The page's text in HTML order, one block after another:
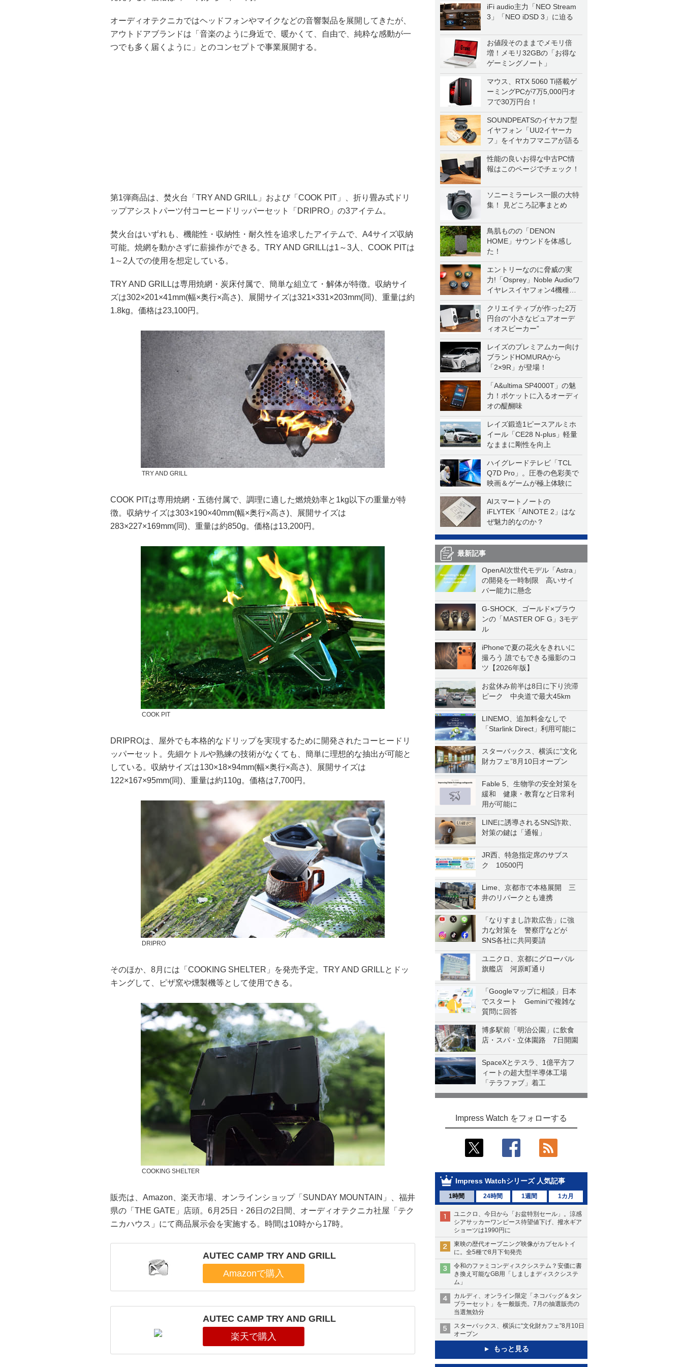
iFi audio主力「NEO Stream
3」「NEO iDSD 3」に迫る
お値段そのままでメモリ倍
増！メモリ32GBの「お得な
ゲーミングノート」
マウス、RTX 5060 Ti搭載ゲ
ーミングPCが7万5,000円オ
フで30万円台！
SOUNDPEATSのイヤカフ型
イヤフォン「UU2イヤーカ
フ」をイヤカフマニアが語る
性能の良いお得な中古PC情
報はこのページでチェック！
ソニーミラーレス一眼の大特
集！ 見どころ記事まとめ
鳥肌ものの「DENON
HOME」サウンドを体感し
た！
エントリーなのに脅威の実
力!「Osprey」Noble Audioワ
イヤレスイヤフォン4機種を
一気に聴く
クリエイティブが作った2万
円台の“小さなピュアオーデ
ィオスピーカー”
レイズのプレミアムカー向け
ブランドHOMURAから
「2×9R」が登場！
「A&ultima SP4000T」の魅
力！ポケットに入るオーディ
オの醍醐味
レイズ鍛造1ピースアルミホ
イール「CE28 N-plus」軽量
なままに剛性を向上
ハイグレードテレビ「TCL
Q7D Pro」。圧巻の色彩美で
映画＆ゲームが極上体験に
AIスマートノートの
iFLYTEK「AINOTE 2」はな
ぜ魅力的なのか？
最新記事
OpenAI次世代モデル「Astra」
の開発を一時制限 高いサイ
バー能力に懸念
G-SHOCK、ゴールド×ブラウ
ンの「MASTER OF G」3モデ
ル
iPhoneで夏の花火をきれいに
撮ろう 誰でもできる撮影のコ
ツ【2026年版】
お盆休み前半は8日に下り渋滞
ピーク 中央道で最大45km
LINEMO、追加料金なしで
「Starlink Direct」利用可能に
スターバックス、横浜に“文化
財カフェ”8月10日オープン
Fable 5、生物学の安全対策を
緩和 健康・教育など日常利
用が可能に
LINEに誘導されるSNS詐欺、
対策の鍵は「通報」
JR西、特急指定席のサブス
ク 10500円
Lime、京都市で本格展開 三
井のリパークとも連携
「なりすまし詐欺広告」に強
力な対策を 警察庁などが
SNS各社に共同要請
ユニクロ、京都にグローバル
旗艦店 河原町通り
「Googleマップに相談」日本
でスタート Geminiで複雑な
質問に回答
博多駅前「明治公園」に飲食
店・スパ・立体園路 7日開園
SpaceXとテスラ、1億平方フ
ィートの超大型半導体工場
「テラファブ」着工
Impress Watch をフォローする
Impress Watchシリーズ 人気記事
1時間 24時間 1週間 1カ月
ユニクロ、今日から「お盆特別セール」。涼感
シアサッカーワンピース待望値下げ、撥水ギア
ショーツは1990円に
東映の歴代オープニング映像がカプセルトイ
に。全5種で8月下旬発売
令和のファミコンディスクシステム？安価に書
き換え可能なGB用「しましまディスクシステ
ム」
カルディ、オンライン限定「ネコバッグ＆タン
ブラーセット」を一般販売。7月の抽選販売の
当選無効分
スターバックス、横浜に“文化財カフェ”8月10日
オープン
もっと見る
オーディオテクニカではヘッドフォンやマイクなどの音響製品を展開してきたが、
アウトドアブランドは「音楽のように身近で、暖かくて、自由で、純粋な感動が一
つでも多く届くように」とのコンセプトで事業展開する。
第1弾商品は、焚火台「TRY AND GRILL」および「COOK PIT」、折り畳み式ドリ
ップアシストパーツ付コーヒードリッパーセット「DRIPRO」の3アイテム。
焚火台はいずれも、機能性・収納性・耐久性を追求したアイテムで、A4サイズ収納
可能。焼網を動かさずに薪操作ができる。TRY AND GRILLは1～3人、COOK PITは
1～2人での使用を想定している。
TRY AND GRILLは専用焼網・炭床付属で、簡単な組立て・解体が特徴。収納サイ
ズは302×201×41mm(幅×奥行×高さ)、展開サイズは321×331×203mm(同)、重量は約
1.8kg。価格は23,100円。
TRY AND GRILL
COOK PITは専用焼網・五徳付属で、調理に適した燃焼効率と1kg以下の重量が特
徴。収納サイズは303×190×40mm(幅×奥行×高さ)、展開サイズは
283×227×169mm(同)、重量は約850g。価格は13,200円。
COOK PIT
DRIPROは、屋外でも本格的なドリップを実現するために開発されたコーヒードリ
ッパーセット。先細ケトルや熟練の技術がなくても、簡単に理想的な抽出が可能と
している。収納サイズは130×18×94mm(幅×奥行×高さ)、展開サイズは
122×167×95mm(同)、重量は約110g。価格は7,700円。
DRIPRO
そのほか、8月には「COOKING SHELTER」を発売予定。TRY AND GRILLとドッ
キングして、ピザ窯や燻製機等として使用できる。
COOKING SHELTER
販売は、Amazon、楽天市場、オンラインショップ「SUNDAY MOUNTAIN」、福井
県の「THE GATE」店頭。6月25日・26日の2日間、オーディオテクニカ社屋「テク
ニカハウス」にて商品展示会を実施する。時間は10時から17時。
AUTEC CAMP TRY AND GRILL
AUTEC CAMP TRY AND GRILL